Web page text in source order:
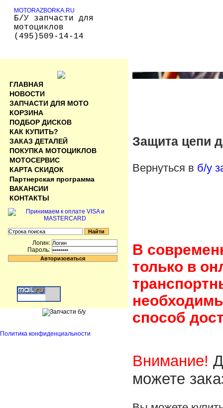
MOTORAZBORKA.RU
Б/У запчасти для
мотоциклов
(495)509-14-14
Защита цепи
Вернуться в б/у
В
только в
способ
Внимание!
можете
ГЛАВНАЯ
НОВОСТИ
ЗАПЧАСТИ ДЛЯ МОТО
КОРЗИНА
ПОДБОР ДИСКОВ
КАК КУПИТЬ?
ЗАКАЗ ДЕТАЛЕЙ
ПОКУПКА МОТОЦИКЛОВ
МОТОСЕРВИС
КАРТА СКИДОК
Партнерская программа
ВАКАНСИИ
КОНТАКТЫ
Логин:
Пароль:
Политика конфиденциальности